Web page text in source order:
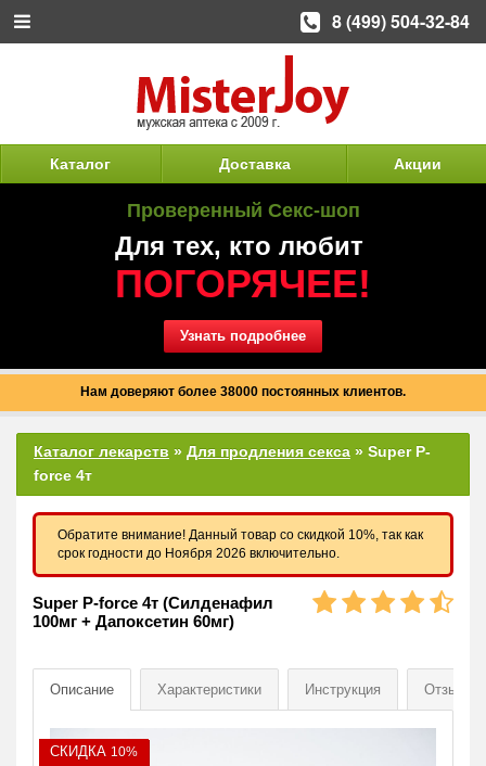
Каталог Доставка Акции
Проверенный Секс-шоп
Для тех, кто любит
ПОГОРЯЧЕЕ!
Узнать подробнее
Нам доверяют более 38000 постоянных клиентов.
Каталог лекарств » Для продления секса » Super P-
force 4т
Обратите внимание! Данный товар со скидкой 10%, так как
срок годности до Ноября 2026 включительно.
Super P-force 4т (Силденафил
100мг + Дапоксетин 60мг)
Описание Характеристики Инструкция Отзывы
СКИДКА 10%
8 (499) 504-32-84